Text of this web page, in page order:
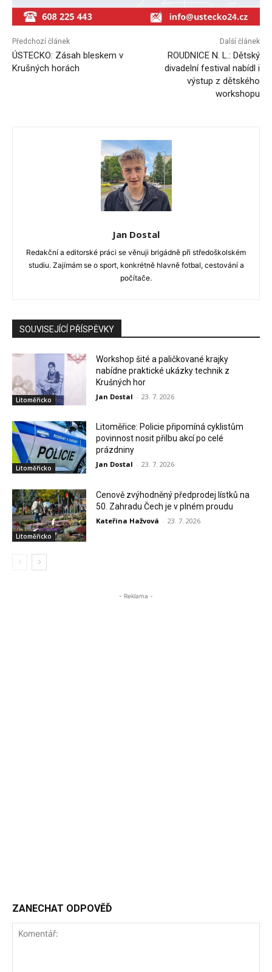
Předchozí článek
ÚSTECKO: Zásah bleskem v
Krušných horách
Další článek
ROUDNICE N. L.: Dětský
divadelní festival nabídl i
výstup z dětského
workshopu
Jan Dostal
Redakční a editorské práci se věnuji brigádně při středoškolském
studiu. Zajímám se o sport, konkrétně hlavně fotbal, cestování a
počítače.
SOUVISEJÍCÍ PŘÍSPĚVKY
Litoměřicko
Workshop šité a paličkované krajky
nabídne praktické ukázky technik z
Krušných hor
Jan Dostal - 23. 7. 2026
Litoměřicko
Litoměřice: Policie připomíná cyklistům
povinnost nosit přilbu akcí po celé
prázdniny
Jan Dostal - 23. 7. 2026
Litoměřicko
Cenově zvýhodněný předprodej lístků na
50. Zahradu Čech je v plném proudu
Kateřina Hažvová - 23. 7. 2026
- Reklama -
ZANECHAT ODPOVĚĎ